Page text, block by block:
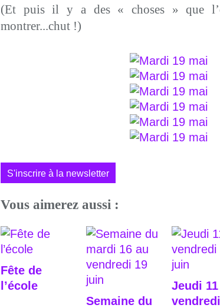
(Et puis il y a des « choses » que
montrer...chut !)
S'inscrire à la newsletter
Vous aimerez aussi :
Fête de
l’école
Semaine du
Jeudi